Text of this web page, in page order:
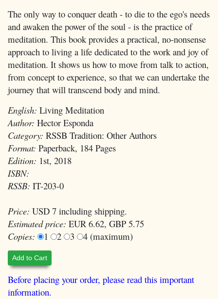
The only way to conquer death - to die to the ego's needs
and awaken the power of the soul - is the practice of
meditation. This book provides a practical, no-nonsense
approach to living a life dedicated to the work and joy of
meditation. It shows us how to move from talk to action,
from concept to experience, so that we can undertake the
journey that will transcend body and mind.
English: Living Meditation
Author: Hector Esponda
Category: RSSB Tradition: Other Authors
Format: Paperback, 184 Pages
Edition: 1st, 2018
ISBN:
RSSB: IT-203-0
Price: USD 7 including shipping.
Estimated price: EUR 6.62, GBP 5.75
Copies:
1 2 3 4 (maximum)
Add to Cart
Before placing your order, please read this important
information.